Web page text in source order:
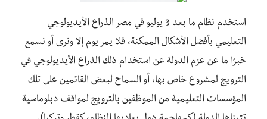
استخدم نظام ما بعد 3 يوليو في مصر الذراع الأيديولوجي
التعليمي بأفضل الأشكال الممكنة، فلا يمر يوم إلا ونرى أو نسمع
خبرًا ما عن عزم الدولة عن استخدام ذلك الذراع الأيديولوجي في
الترويج لمشروع خاص بها، أو السماح لبعض القائمين على تلك
المؤسسات التعليمية من الموظفين بالترويج لمواقف دبلوماسية